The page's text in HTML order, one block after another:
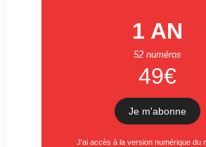
1 AN
52 numéros
49€
Je m'abonne
J'ai accès à la version numérique du